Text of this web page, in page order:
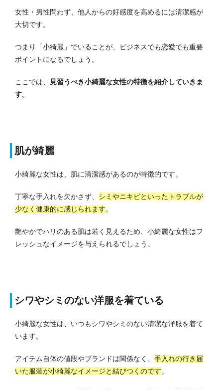
女性・男性問わず、他人からの好感度を高めるには清潔感が
大切です。
つまり「小綺麗」でいることが、ビジネスでも恋愛でも重要
ポイントになるでしょう。
ここでは、
見習うべき小綺麗な女性の特徴を紹介していきま
す。
肌が綺麗
小綺麗な女性は、肌に清潔感があるのが特徴的です。
丁寧な手入れを欠かさず、 シミやニキビといったトラブルが
少なく健康的に感じられます。
艶やかでハリのある肌は若く見えるため、小綺麗な女性はフ
レッシュなイメージを与えられるでしょう。
シワやシミのない洋服を着ている
小綺麗な女性は、いつもシワやシミのない清潔な洋服を着て
います。
アイテム自体の値段やブランドは関係なく、 手入れの行き届
いた服装が小綺麗なイメージと結びつくのです。